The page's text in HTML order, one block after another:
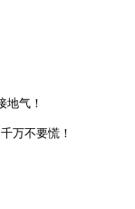
地气！
万不要慌！